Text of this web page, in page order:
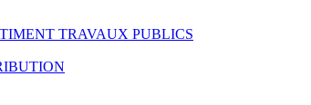
TRAVAUX PUBLICS